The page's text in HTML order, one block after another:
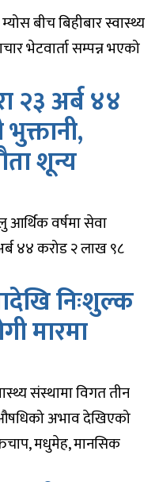
बीच बिहीबार स्वास्थ्य
भेटवार्ता सम्पन्न भएको
२३ अर्ब ४४
शून्य
आर्थिक वर्षमा सेवा
४४ करोड २ लाख ९८
निःशुल्क
मारमा
संस्थामा विगत तीन
अभाव देखिएको
मधुमेह, मानसिक